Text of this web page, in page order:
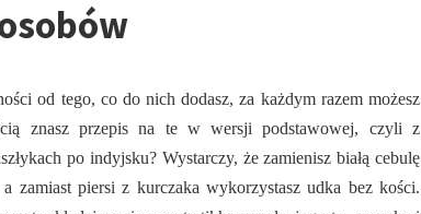
od tego, co do nich dodasz, za każdym razem możesz
znasz przepis na te w wersji podstawowej, czyli z
po indyjsku? Wystarczy, że zamienisz białą cebulę
zamiast piersi z kurczaka wykorzystasz udka bez kości.